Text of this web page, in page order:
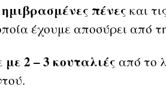
πένες και
έχουμε αποσύρει από
2 – 3 κουταλιές από το